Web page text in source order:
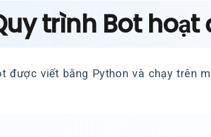
trình Bot
được viết bằng Python và chạy trên